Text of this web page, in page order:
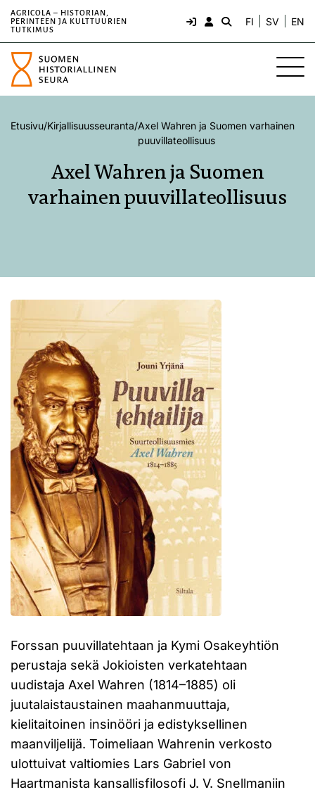
AGRICOLA – HISTORIAN,
PERINTEEN JA KULTTUURIEN
TUTKIMUS
FI SV EN
Etusivu/Kirjallisuusseuranta/Axel Wahren ja Suomen varhainen
puuvillateollisuus
Axel Wahren ja Suomen
varhainen puuvillateollisuus
Forssan puuvillatehtaan ja Kymi Osakeyhtiön
perustaja sekä Jokioisten verkatehtaan
uudistaja Axel Wahren (1814–1885) oli
juutalaistaustainen maahanmuuttaja,
kielitaitoinen insinööri ja edistyksellinen
maanviljelijä. Toimeliaan Wahrenin verkosto
ulottuivat valtiomies Lars Gabriel von
Haartmanista kansallisfilosofi J. V. Snellmaniin